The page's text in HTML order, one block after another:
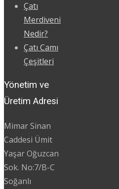
Çatı
Merdiveni
Nedir?
Çatı Camı
Çeşitleri
Yönetim ve
Üretim Adresi
Mimar Sinan
Caddesi Ümit
Yaşar Oğuzcan
Sok. No:7/B-C
Soğanlı